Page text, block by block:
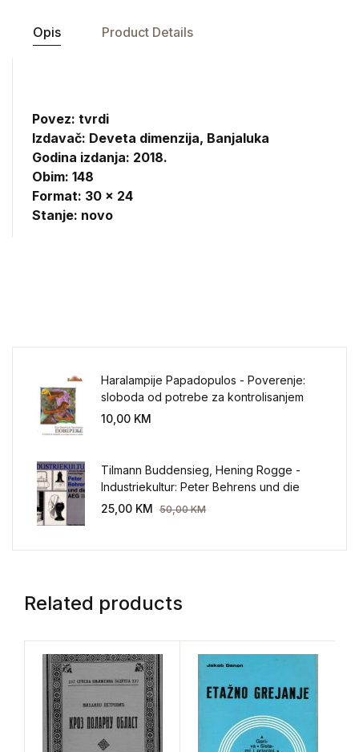
Opis Product Details
Povez: tvrdi
Izdavač: Deveta dimenzija, Banjaluka
Godina izdanja: 2018.
Obim: 148
Format: 30 x 24
Stanje: novo
Haralampije Papadopulos - Poverenje:
sloboda od potrebe za kontrolisanjem
sveta
10,00 KM
Tilmann Buddensieg, Hening Rogge -
Industriekultur: Peter Behrens und die
AEG 1907-1914.
25,00 KM 50,00KM
Related products